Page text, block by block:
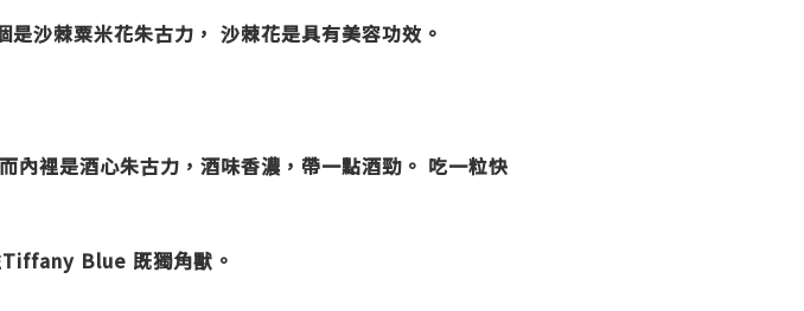
沙棘粟米花朱古力， 沙棘花是具有美容功效。
內裡是酒心朱古力，酒味香濃，帶一點酒勁。 吃一粒快
Blue 既獨角獸。